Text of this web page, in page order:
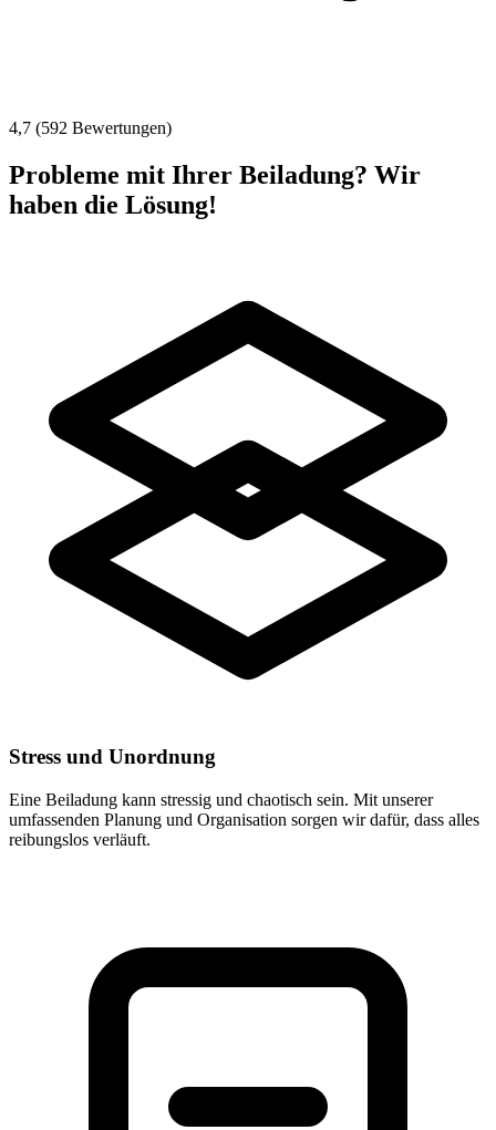
4,7 (592 Bewertungen)
Probleme mit Ihrer Beiladung? Wir
haben die Lösung!
Stress und Unordnung
Eine Beiladung kann stressig und chaotisch sein. Mit unserer
umfassenden Planung und Organisation sorgen wir dafür, dass alles
reibungslos verläuft.